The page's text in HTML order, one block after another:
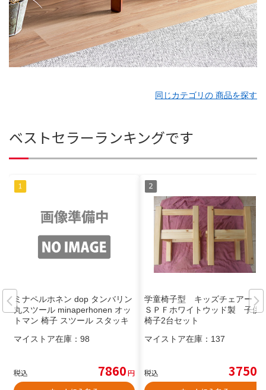
同じカテゴリの 商品を探す
ベストセラーランキングです
ミナペルホネン dop タンバリン
丸スツール minaperhonen オッ
トマン 椅子 スツール スタッキ
マイストア在庫： 98
税込 7860円
学童椅子型 キッズチェアー
ＳＰＦホワイトウッド製 子供
椅子2台セット
マイストア在庫： 137
税込 3750